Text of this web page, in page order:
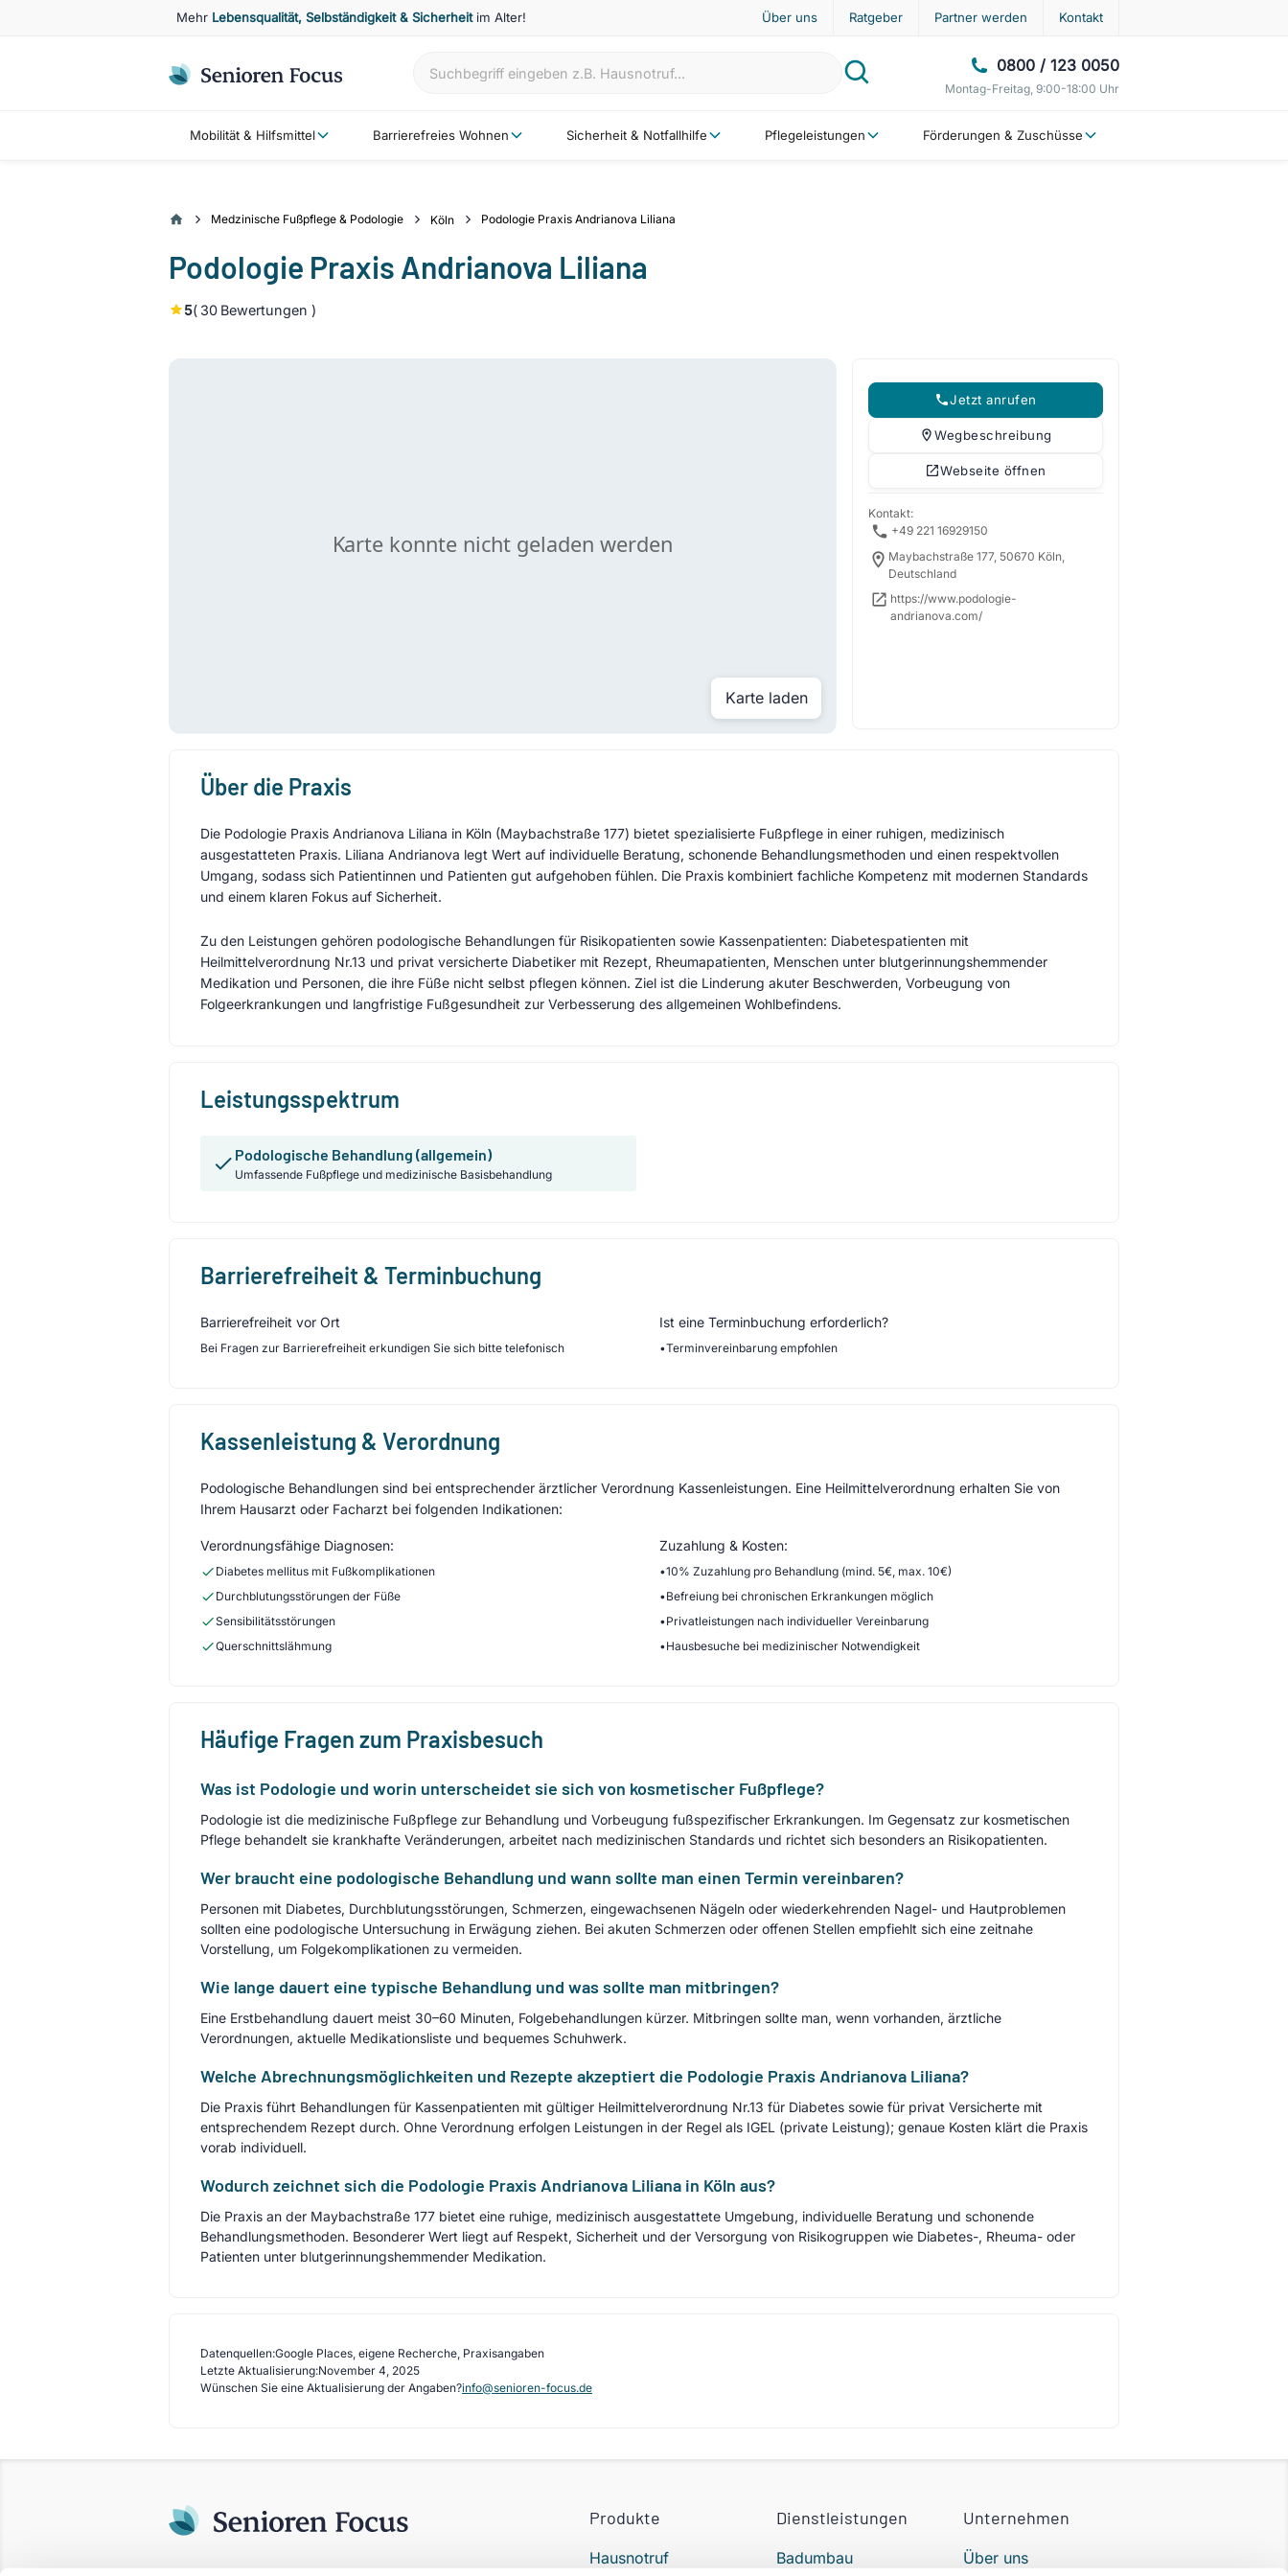
Mehr Lebensqualität, Selbständigkeit & Sicherheitim Alter! Über uns Ratgeber Partner werden Kontakt
0800 / 123 0050
Montag-Freitag, 9:00-18:00 Uhr
Mobilität & Hilfsmittel Barrierefreies Wohnen Sicherheit & Notfallhilfe Pflegeleistungen Förderungen & Zuschüsse
Medzinische Fußpflege & Podologie Köln Podologie Praxis Andrianova Liliana
Podologie Praxis Andrianova Liliana
5( 30 Bewertungen )
Karte laden
Jetzt anrufen
Wegbeschreibung
Webseite öffnen
Kontakt:
+49 221 16929150
Maybachstraße 177, 50670 Köln,
Deutschland
https://www.podologie-
andrianova.com/
Über die Praxis
Die Podologie Praxis Andrianova Liliana in Köln (Maybachstraße 177) bietet spezialisierte Fußpflege in einer ruhigen, medizinisch
ausgestatteten Praxis. Liliana Andrianova legt Wert auf individuelle Beratung, schonende Behandlungsmethoden und einen respektvollen
Umgang, sodass sich Patientinnen und Patienten gut aufgehoben fühlen. Die Praxis kombiniert fachliche Kompetenz mit modernen Standards
und einem klaren Fokus auf Sicherheit.
Zu den Leistungen gehören podologische Behandlungen für Risikopatienten sowie Kassenpatienten: Diabetespatienten mit
Heilmittelverordnung Nr.13 und privat versicherte Diabetiker mit Rezept, Rheumapatienten, Menschen unter blutgerinnungshemmender
Medikation und Personen, die ihre Füße nicht selbst pflegen können. Ziel ist die Linderung akuter Beschwerden, Vorbeugung von
Folgeerkrankungen und langfristige Fußgesundheit zur Verbesserung des allgemeinen Wohlbefindens.
Leistungsspektrum
Podologische Behandlung (allgemein)
Umfassende Fußpflege und medizinische Basisbehandlung
Barrierefreiheit & Terminbuchung
Barrierefreiheit vor Ort
Bei Fragen zur Barrierefreiheit erkundigen Sie sich bitte telefonisch
Ist eine Terminbuchung erforderlich?
•Terminvereinbarung empfohlen
Kassenleistung & Verordnung
Podologische Behandlungen sind bei entsprechender ärztlicher Verordnung Kassenleistungen. Eine Heilmittelverordnung erhalten Sie von
Ihrem Hausarzt oder Facharzt bei folgenden Indikationen:
Verordnungsfähige Diagnosen:
Diabetes mellitus mit Fußkomplikationen
Durchblutungsstörungen der Füße
Sensibilitätsstörungen
Querschnittslähmung
Zuzahlung & Kosten:
•10% Zuzahlung pro Behandlung (mind. 5€, max. 10€)
•Befreiung bei chronischen Erkrankungen möglich
•Privatleistungen nach individueller Vereinbarung
•Hausbesuche bei medizinischer Notwendigkeit
Häufige Fragen zum Praxisbesuch
Was ist Podologie und worin unterscheidet sie sich von kosmetischer Fußpflege?
Podologie ist die medizinische Fußpflege zur Behandlung und Vorbeugung fußspezifischer Erkrankungen. Im Gegensatz zur kosmetischen
Pflege behandelt sie krankhafte Veränderungen, arbeitet nach medizinischen Standards und richtet sich besonders an Risikopatienten.
Wer braucht eine podologische Behandlung und wann sollte man einen Termin vereinbaren?
Personen mit Diabetes, Durchblutungsstörungen, Schmerzen, eingewachsenen Nägeln oder wiederkehrenden Nagel- und Hautproblemen
sollten eine podologische Untersuchung in Erwägung ziehen. Bei akuten Schmerzen oder offenen Stellen empfiehlt sich eine zeitnahe
Vorstellung, um Folgekomplikationen zu vermeiden.
Wie lange dauert eine typische Behandlung und was sollte man mitbringen?
Eine Erstbehandlung dauert meist 30–60 Minuten, Folgebehandlungen kürzer. Mitbringen sollte man, wenn vorhanden, ärztliche
Verordnungen, aktuelle Medikationsliste und bequemes Schuhwerk.
Welche Abrechnungsmöglichkeiten und Rezepte akzeptiert die Podologie Praxis Andrianova Liliana?
Die Praxis führt Behandlungen für Kassenpatienten mit gültiger Heilmittelverordnung Nr.13 für Diabetes sowie für privat Versicherte mit
entsprechendem Rezept durch. Ohne Verordnung erfolgen Leistungen in der Regel als IGEL (private Leistung); genaue Kosten klärt die Praxis
vorab individuell.
Wodurch zeichnet sich die Podologie Praxis Andrianova Liliana in Köln aus?
Die Praxis an der Maybachstraße 177 bietet eine ruhige, medizinisch ausgestattete Umgebung, individuelle Beratung und schonende
Behandlungsmethoden. Besonderer Wert liegt auf Respekt, Sicherheit und der Versorgung von Risikogruppen wie Diabetes-, Rheuma- oder
Patienten unter blutgerinnungshemmender Medikation.
Datenquellen:Google Places, eigene Recherche, Praxisangaben
Letzte Aktualisierung:November 4, 2025
Wünschen Sie eine Aktualisierung der Angaben?info@senioren-focus.de
Produkte
Hausnotruf
Dienstleistungen
Badumbau
Unternehmen
Über uns